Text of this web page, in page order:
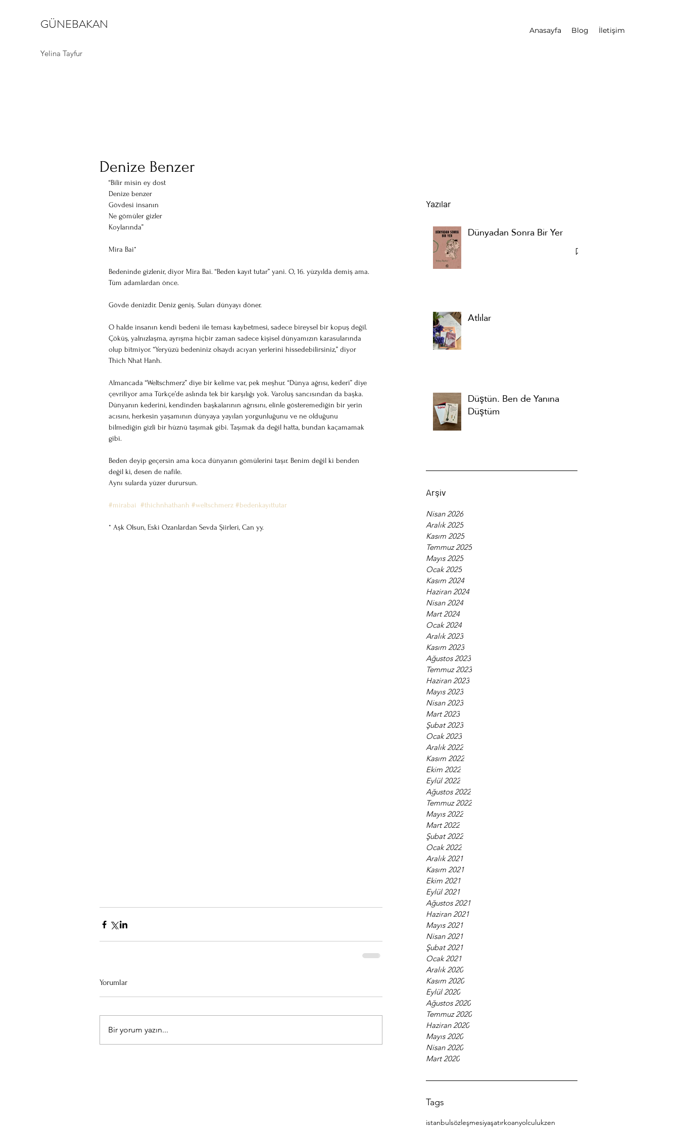
GÜNEBAKAN
Yelina Tayfur
Anasayfa Blog İletişim
Yazılar
Dünyadan Sonra Bir Yer
Atlılar
Düştün. Ben de Yanına
Düştüm
Arşiv
Nisan 2026
Aralık 2025
Kasım 2025
Temmuz 2025
Mayıs 2025
Ocak 2025
Kasım 2024
Haziran 2024
Nisan 2024
Mart 2024
Ocak 2024
Aralık 2023
Kasım 2023
Ağustos 2023
Temmuz 2023
Haziran 2023
Mayıs 2023
Nisan 2023
Mart 2023
Şubat 2023
Ocak 2023
Aralık 2022
Kasım 2022
Ekim 2022
Eylül 2022
Ağustos 2022
Temmuz 2022
Mayıs 2022
Mart 2022
Şubat 2022
Ocak 2022
Aralık 2021
Kasım 2021
Ekim 2021
Eylül 2021
Ağustos 2021
Haziran 2021
Mayıs 2021
Nisan 2021
Şubat 2021
Ocak 2021
Aralık 2020
Kasım 2020
Eylül 2020
Ağustos 2020
Temmuz 2020
Haziran 2020
Mayıs 2020
Nisan 2020
Mart 2020
Tags
istanbulsözleşmesiyaşatırkoanyolculukzen
Denize Benzer
“Bilir misin ey dost
Denize benzer
Gövdesi insanın
Ne gömüler gizler
Koylarında”
Mira Bai*
Bedeninde gizlenir, diyor Mira Bai. “Beden kayıt tutar” yani. O, 16. yüzyılda demiş ama.
Tüm adamlardan önce.
Gövde denizdir. Deniz geniş. Suları dünyayı döner.
O halde insanın kendi bedeni ile teması kaybetmesi, sadece bireysel bir kopuş değil.
Çöküş, yalnızlaşma, ayrışma hiçbir zaman sadece kişisel dünyamızın karasularında
olup bitmiyor. “Yeryüzü bedeniniz olsaydı acıyan yerlerini hissedebilirsiniz,” diyor
Thich Nhat Hanh.
Almancada “Weltschmerz” diye bir kelime var, pek meşhur. “Dünya ağrısı, kederi” diye
çevriliyor ama Türkçe’de aslında tek bir karşılığı yok. Varoluş sancısından da başka.
Dünyanın kederini, kendinden başkalarının ağrısını, elinle gösteremediğin bir yerin
acısını, herkesin yaşamının dünyaya yayılan yorgunluğunu ve ne olduğunu
bilmediğin gizli bir hüznü taşımak gibi. Taşımak da değil hatta, bundan kaçamamak
gibi.
Beden deyip geçersin ama koca dünyanın gömülerini taşır. Benim değil ki benden
değil ki, desen de nafile.
Aynı sularda yüzer durursun.
#mirabai #thichnhathanh #weltschmerz #bedenkayıttutar
* Aşk Olsun, Eski Ozanlardan Sevda Şiirleri, Can yy.
Yorumlar
Bir yorum yazın...